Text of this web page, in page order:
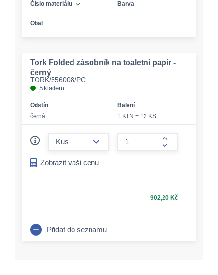
Číslo materiálu Barva
Obal
Tork Folded zásobník na toaletní papír -
černý
TORK/556008/PC
Skladem
Odstín
černá
Balení
1 KTN = 12 KS
form.increase-
Zobrazit vaši cenu
902,20 Kč
Přidat do seznamu